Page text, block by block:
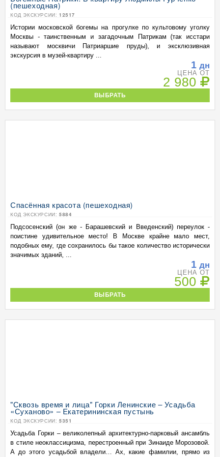
(пешеходная)
КОД ЭКСКУРСИИ: 12517
Истории московской богемы на прогулке по культовому уголку
Москвы - таинственным и загадочным Патрикам (так исстари
называют москвичи Патриаршие пруды), и эксклюзивная
экскурсия в музей-квартиру ...
1 дн
ЦЕНА ОТ
2 980
ВЫБРАТЬ
Спасённая красота (пешеходная)
КОД ЭКСКУРСИИ: 5884
Подсосенский (он же - Барашевский и Введенский) переулок -
поистине удивительное место! В Москве крайне мало мест,
подобных ему, где сохранилось бы такое количество исторически
значимых зданий, ...
1 дн
ЦЕНА ОТ
500
ВЫБРАТЬ
"Сквозь время и лица" Горки Ленинские – Усадьба
«Суханово» – Екатерининская пустынь
КОД ЭКСКУРСИИ: 5351
Усадьба Горки – великолепный архитектурно-парковый ансамбль
в стиле неоклассицизма, перестроенный при Зинаиде Морозовой.
А до этого усадьбой владели… Ах, какие фамилии, прямо из